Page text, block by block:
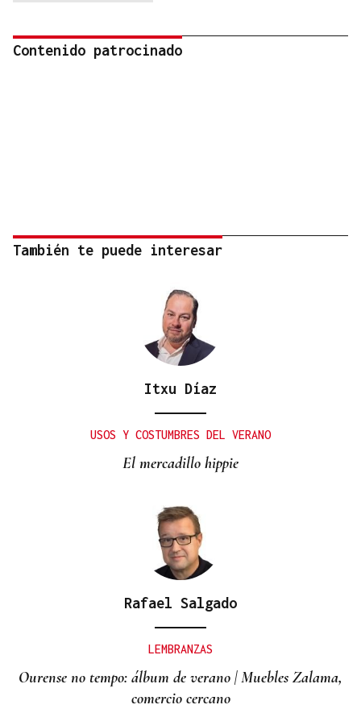
Contenido patrocinado
También te puede interesar
Itxu Díaz
USOS Y COSTUMBRES DEL VERANO
El mercadillo hippie
Rafael Salgado
LEMBRANZAS
Ourense no tempo: álbum de verano | Muebles Zalama,
comercio cercano